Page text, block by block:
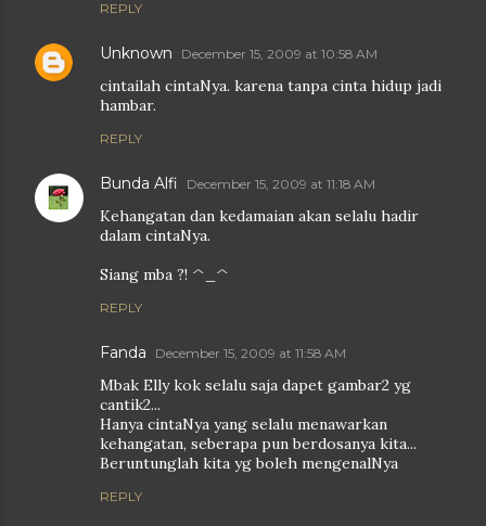
REPLY
Unknown December 15, 2009 at 10:58 AM
cintailah cintaNya. karena tanpa cinta hidup jadi
hambar.
REPLY
Bunda Alfi December 15, 2009 at 11:18 AM
Kehangatan dan kedamaian akan selalu hadir
dalam cintaNya.
Siang mba ?! ^_^
REPLY
Fanda December 15, 2009 at 11:58 AM
Mbak Elly kok selalu saja dapet gambar2 yg
cantik2...
Hanya cintaNya yang selalu menawarkan
kehangatan, seberapa pun berdosanya kita...
Beruntunglah kita yg boleh mengenalNya
REPLY